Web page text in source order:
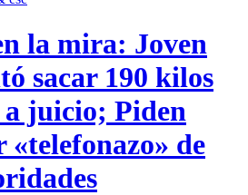
la mira: Joven
sacar 190 kilos
a juicio; Piden
«telefonazo» de